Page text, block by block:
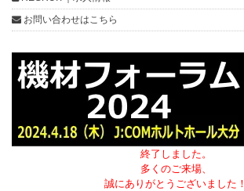
お問い合わせはこちら
終了しました。
多くのご来場、
誠にありがとうございました！